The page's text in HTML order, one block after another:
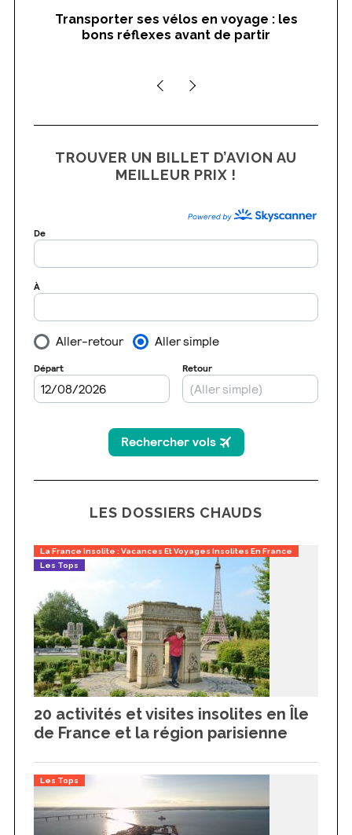
Transporter ses vélos en voyage : les
bons réflexes avant de partir
TROUVER UN BILLET D’AVION AU
MEILLEUR PRIX !
LES DOSSIERS CHAUDS
La France Insolite : Vacances Et Voyages Insolites En France
Les Tops
20 activités et visites insolites en Île
de France et la région parisienne
Les Tops